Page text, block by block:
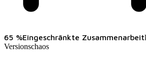
65 %Eingeschränkte Zusammenarbeit
Versionschaos